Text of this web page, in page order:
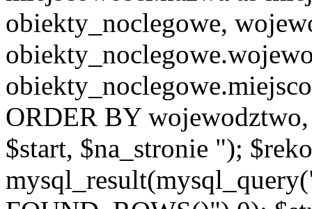
obiekty_noclegowe,
ORDER BY
$start, $na_stronie ");